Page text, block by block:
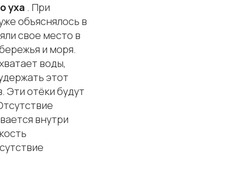
уха . При
объяснялось в
свое место в
и моря.
воды,
этот
Эти отёки будут
внутри